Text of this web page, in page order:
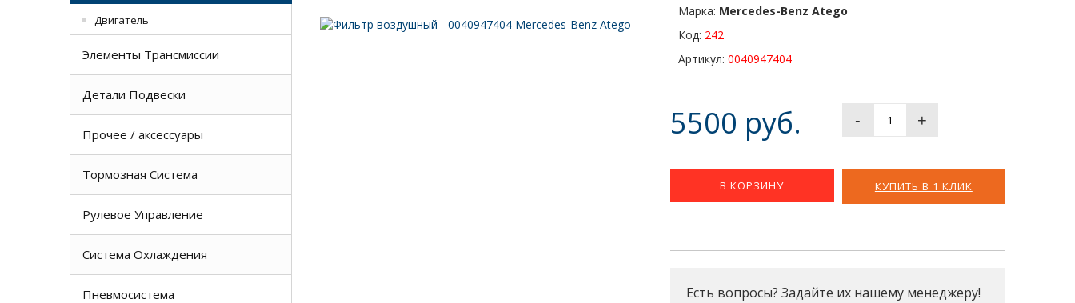
Марка: Mercedes-Benz Atego
Код: 242
Артикул:0040947404
5500 руб. - +
В КОРЗИНУ КУПИТЬ В 1 КЛИК
Есть вопросы? Задайте их нашему менеджеру!
Двигатель
Элементы Трансмиссии
Детали Подвески
Прочее / аксессуары
Тормозная Система
Рулевое Управление
Система Охлаждения
Пневмосистема